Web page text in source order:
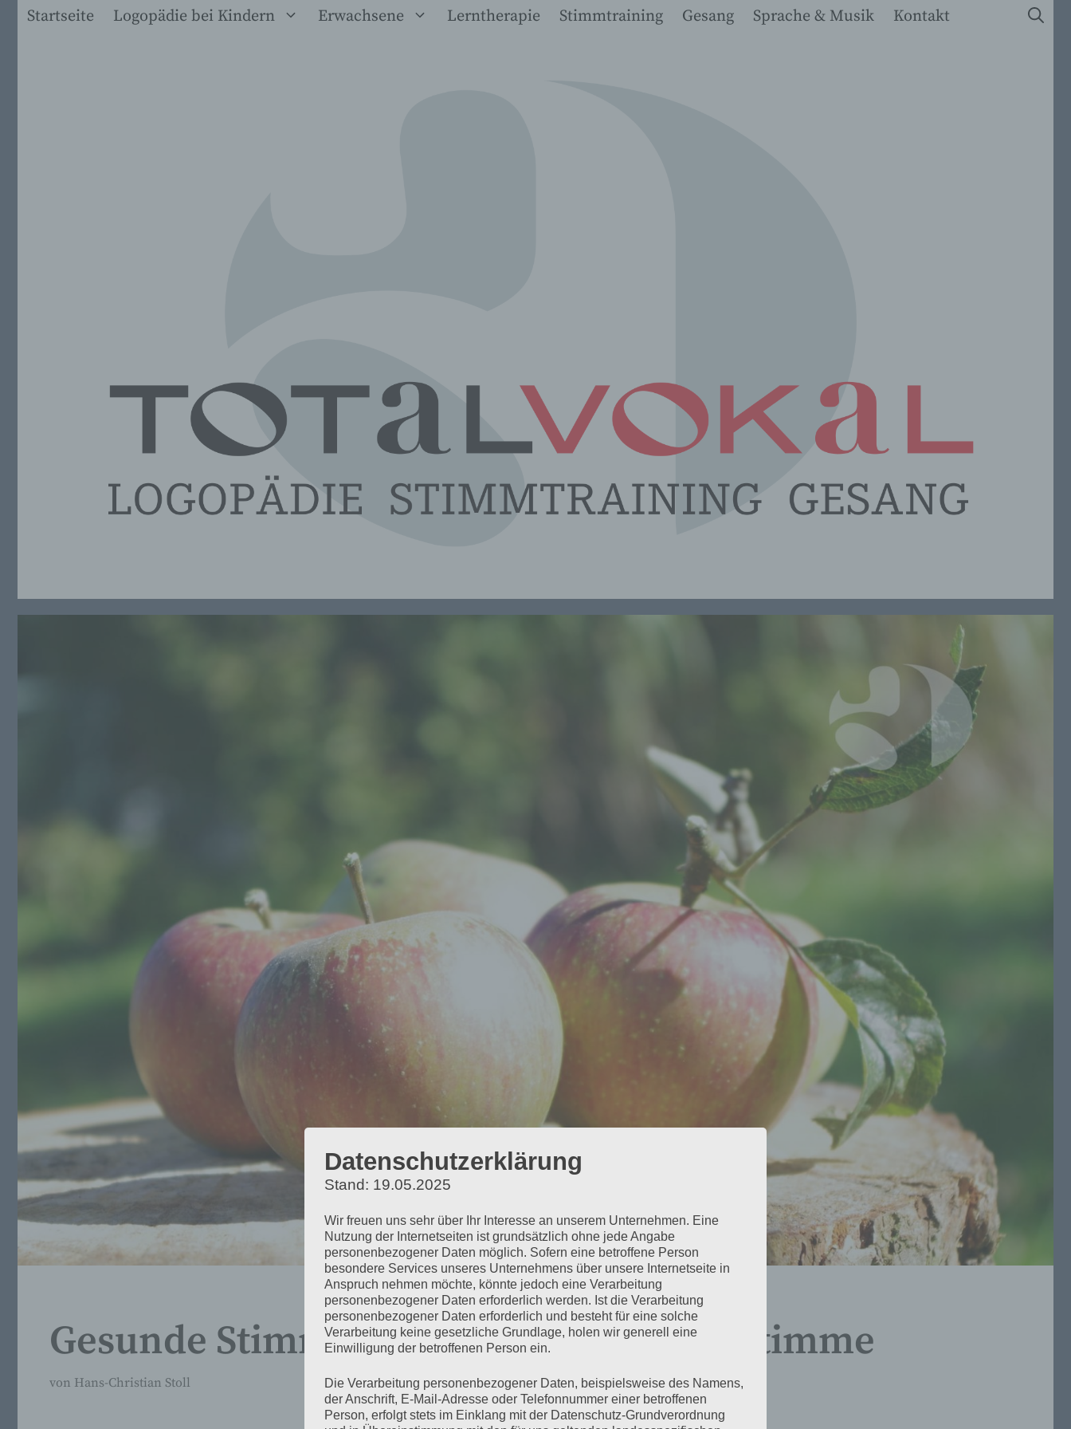
Zum
InhaltStartseite Logopädie bei Kindern Erwachsene Lerntherapie Stimmtraining Gesang Sprache & Musik Kontakt
Gesunde Stimme – widerstandsfähige Stimme
von Hans-Christian Stoll
Datenschutzerklärung
Stand: 19.05.2025
Wir freuen uns sehr über Ihr Interesse an unserem Unternehmen. Eine
Nutzung der Internetseiten ist grundsätzlich ohne jede Angabe
personenbezogener Daten möglich. Sofern eine betroffene Person
besondere Services unseres Unternehmens über unsere Internetseite in
Anspruch nehmen möchte, könnte jedoch eine Verarbeitung
personenbezogener Daten erforderlich werden. Ist die Verarbeitung
personenbezogener Daten erforderlich und besteht für eine solche
Verarbeitung keine gesetzliche Grundlage, holen wir generell eine
Einwilligung der betroffenen Person ein.
Die Verarbeitung personenbezogener Daten, beispielsweise des Namens,
der Anschrift, E-Mail-Adresse oder Telefonnummer einer betroffenen
Person, erfolgt stets im Einklang mit der Datenschutz-Grundverordnung